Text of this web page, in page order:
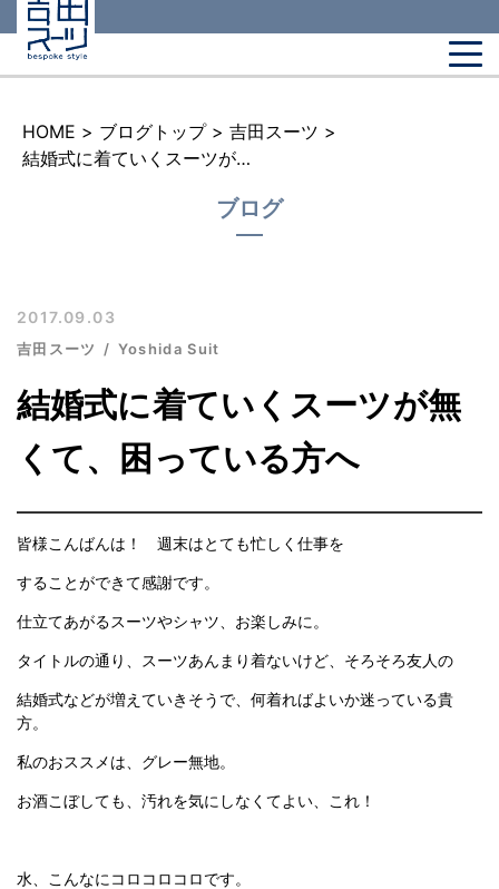
HOME > ブログトップ > 吉田スーツ >
結婚式に着ていくスーツが無くて、困っている方へ
ブログ
2017.09.03
吉田スーツ Yoshida Suit
結婚式に着ていくスーツが無
くて、困っている方へ
皆様こんばんは！ 週末はとても忙しく仕事を
することができて感謝です。
仕立てあがるスーツやシャツ、お楽しみに。
タイトルの通り、スーツあんまり着ないけど、そろそろ友人の
結婚式などが増えていきそうで、何着ればよいか迷っている貴
方。
私のおススメは、グレー無地。
お酒こぼしても、汚れを気にしなくてよい、これ！
水、こんなにコロコロコロです。